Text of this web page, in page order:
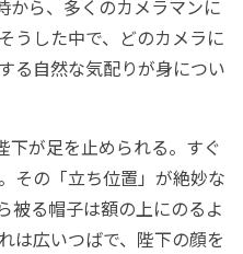
から、多くのカメラマンに
うした中で、どのカメラに
る自然な気配りが身につい
下が足を止められる。すぐ
その「立ち位置」が絶妙な
被る帽子は額の上にのるよ
は広いつばで、陛下の顔を